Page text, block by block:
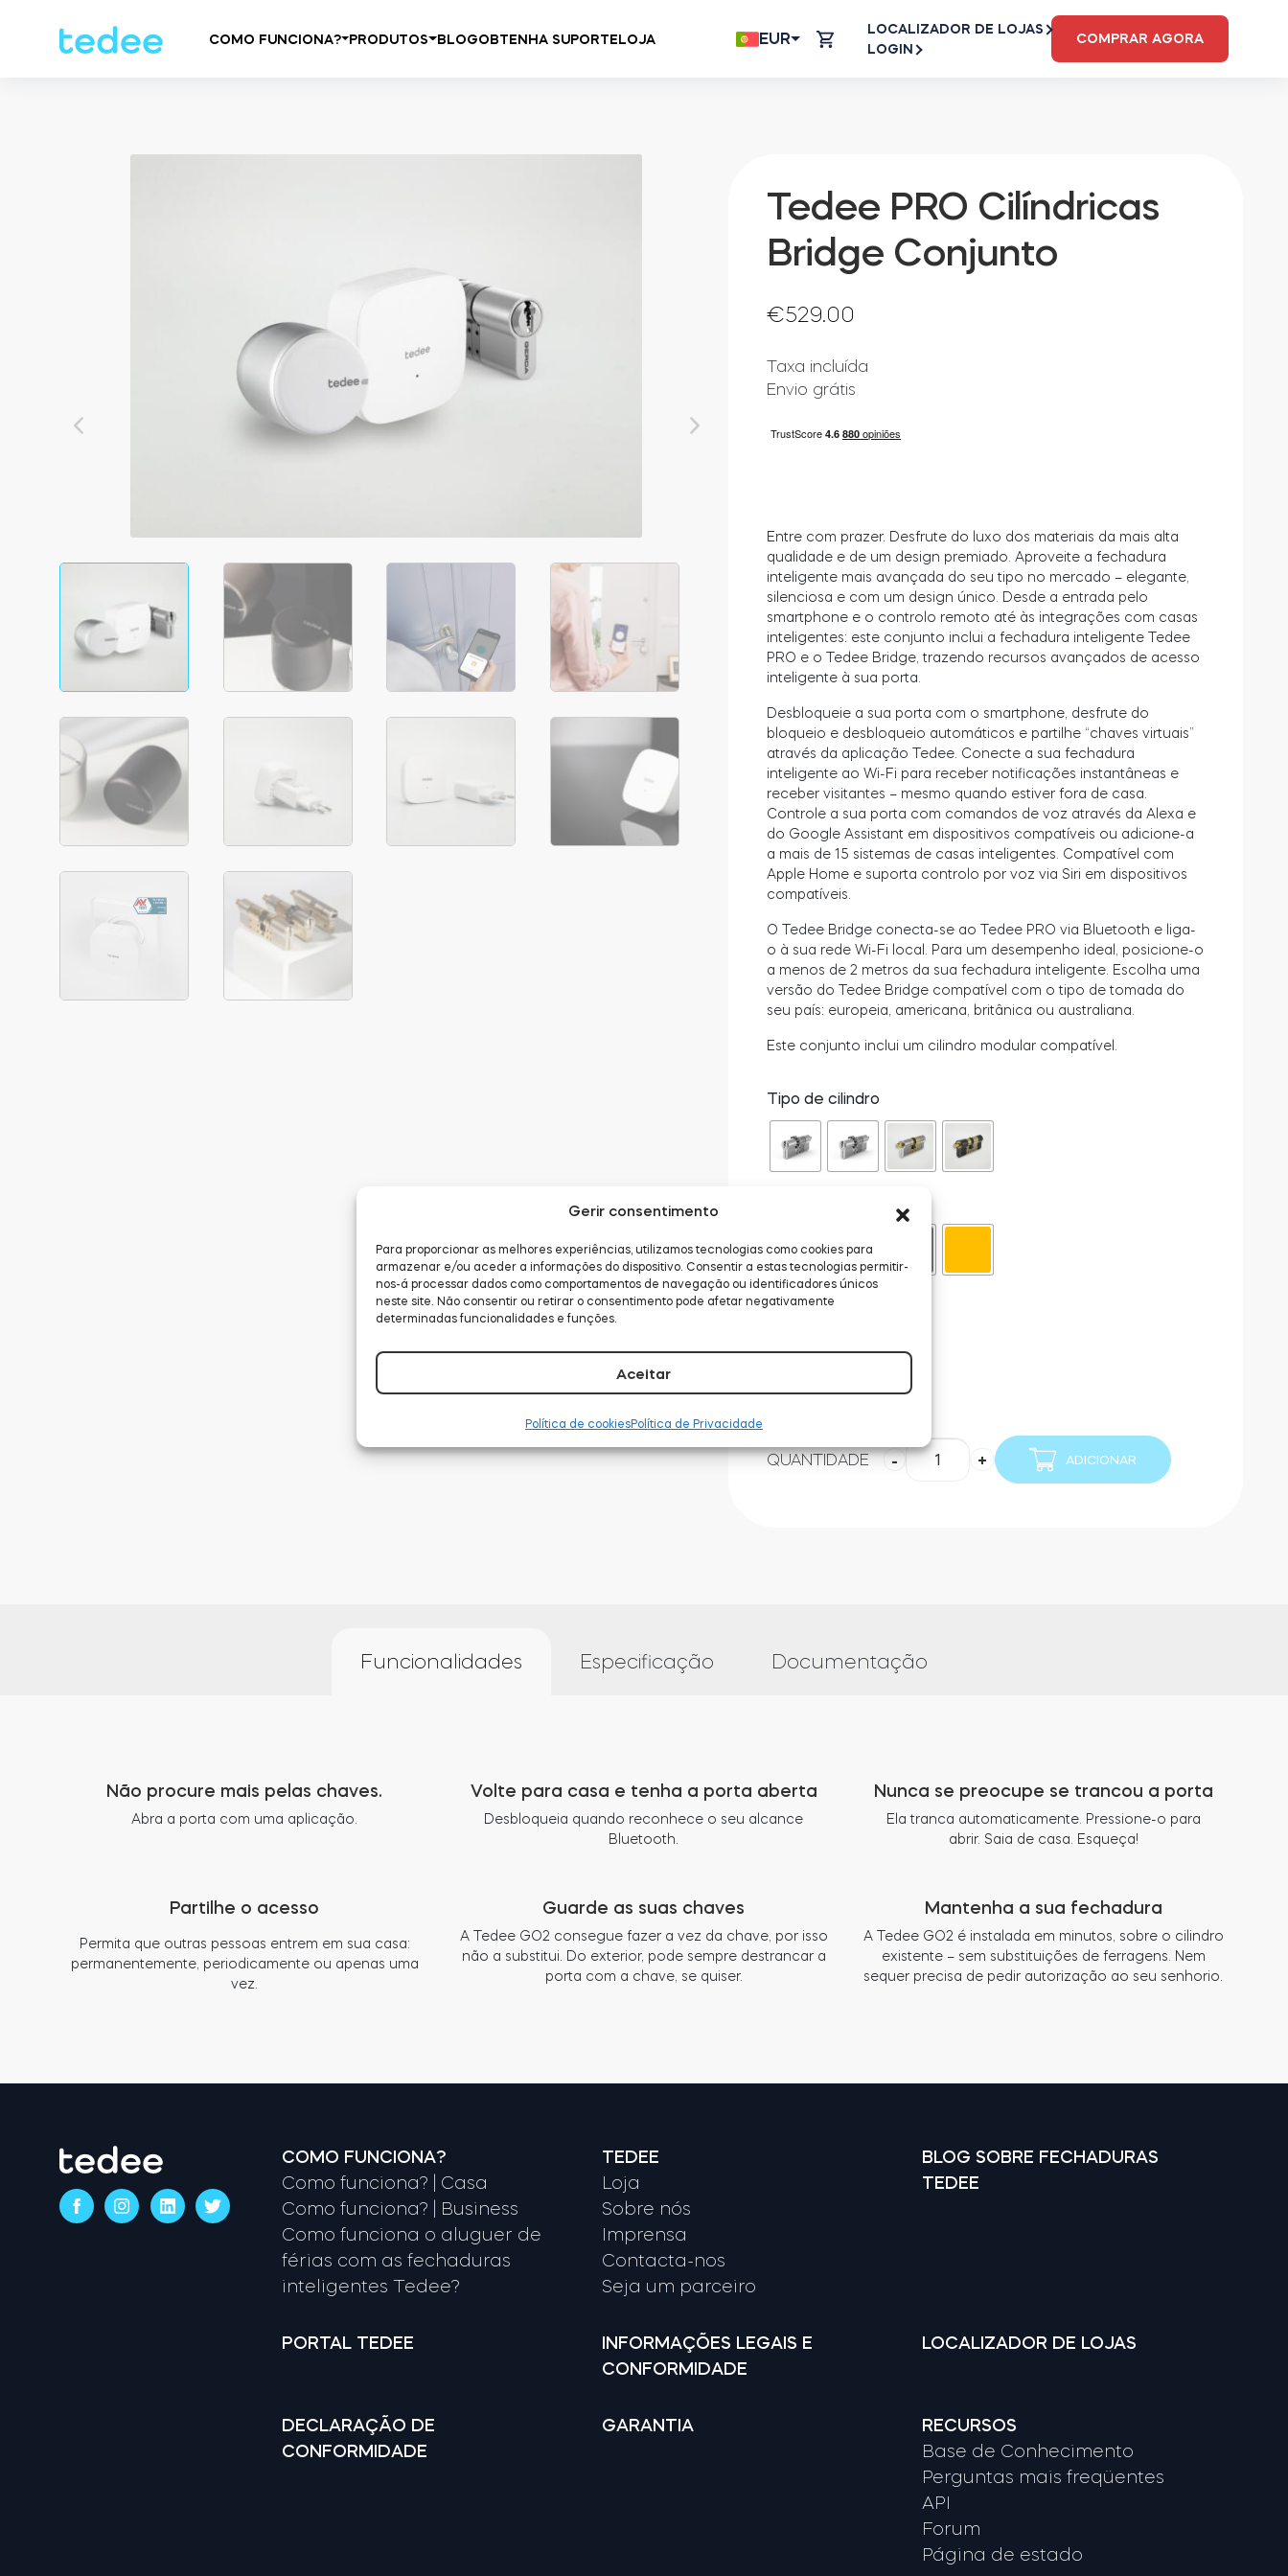
Gerir consentimento
Para proporcionar as melhores experiências, utilizamos tecnologias como cookies para
armazenar e/ou aceder a informações do dispositivo. Consentir a estas tecnologias permitir-
nos-á processar dados como comportamentos de navegação ou identificadores únicos
neste site. Não consentir ou retirar o consentimento pode afetar negativamente
determinadas funcionalidades e funções.
Aceitar
Política de cookiesPolítica de Privacidade
COMO FUNCIONA? PRODUTOS BLOGOBTENHA SUPORTELOJA EUR
LOCALIZADOR DE LOJAS
LOGIN
COMPRAR AGORA
Tedee PRO Cilíndricas
Bridge Conjunto
€529.00
Taxa incluída
Envio grátis
Entre com prazer. Desfrute do luxo dos materiais da mais alta
qualidade e de um design premiado. Aproveite a fechadura
inteligente mais avançada do seu tipo no mercado – elegante,
silenciosa e com um design único. Desde a entrada pelo
smartphone e o controlo remoto até às integrações com casas
inteligentes: este conjunto inclui a fechadura inteligente Tedee
PRO e o Tedee Bridge, trazendo recursos avançados de acesso
inteligente à sua porta.
Desbloqueie a sua porta com o smartphone, desfrute do
bloqueio e desbloqueio automáticos e partilhe “chaves virtuais”
através da aplicação Tedee. Conecte a sua fechadura
inteligente ao Wi-Fi para receber notificações instantâneas e
receber visitantes – mesmo quando estiver fora de casa.
Controle a sua porta com comandos de voz através da Alexa e
do Google Assistant em dispositivos compatíveis ou adicione-a
a mais de 15 sistemas de casas inteligentes. Compatível com
Apple Home e suporta controlo por voz via Siri em dispositivos
compatíveis.
O Tedee Bridge conecta-se ao Tedee PRO via Bluetooth e liga-
o à sua rede Wi-Fi local. Para um desempenho ideal, posicione-o
a menos de 2 metros da sua fechadura inteligente. Escolha uma
versão do Tedee Bridge compatível com o tipo de tomada do
seu país: europeia, americana, britânica ou australiana.
Este conjunto inclui um cilindro modular compatível.
Tipo de cilindro
Tipo de tomada
QUANTIDADE -
Quantidade
de
+ ADICIONAR
Funcionalidades Especificação Documentação
Não procure mais pelas chaves.
Abra a porta com uma aplicação.
Volte para casa e tenha a porta aberta
Desbloqueia quando reconhece o seu alcance
Bluetooth.
Nunca se preocupe se trancou a porta
Ela tranca automaticamente. Pressione-o para
abrir. Saia de casa. Esqueça!
Partilhe o acesso
Permita que outras pessoas entrem em sua casa:
permanentemente, periodicamente ou apenas uma
vez.
Guarde as suas chaves
A Tedee GO2 consegue fazer a vez da chave, por isso
não a substitui. Do exterior, pode sempre destrancar a
porta com a chave, se quiser.
Mantenha a sua fechadura
A Tedee GO2 é instalada em minutos, sobre o cilindro
existente – sem substituições de ferragens. Nem
sequer precisa de pedir autorização ao seu senhorio.
COMO FUNCIONA?
Como funciona? | Casa
Como funciona? | Business
Como funciona o aluguer de
férias com as fechaduras
inteligentes Tedee?
TEDEE
Loja
Sobre nós
Imprensa
Contacta-nos
Seja um parceiro
BLOG SOBRE FECHADURAS
TEDEE
PORTAL TEDEE
INFORMAÇÕES LEGAIS E
CONFORMIDADE
LOCALIZADOR DE LOJAS
DECLARAÇÃO DE
CONFORMIDADE
GARANTIA
RECURSOS
Base de Conhecimento
Perguntas mais freqüentes
API
Forum
Página de estado